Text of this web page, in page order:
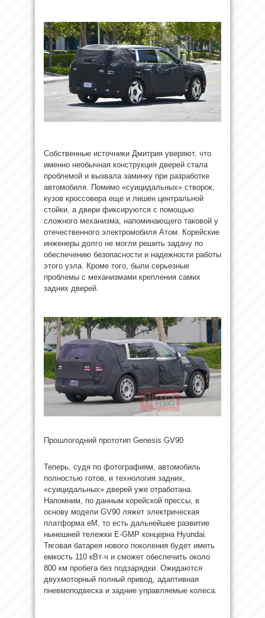
Собственные источники Дмитрия уверяют, что
именно необычная конструкция дверей стала
проблемой и вызвала заминку при разработке
автомобиля. Помимо «суицидальных» створок,
кузов кроссовера еще и лишен центральной
стойки, а двери фиксируются с помощью
сложного механизма, напоминающего таковой у
отечественного электромобиля Атом. Корейские
инженеры долго не могли решить задачу по
обеспечению безопасности и надежности работы
этого узла. Кроме того, были серьезные
проблемы с механизмами крепления самих
задних дверей.
Прошлогодний прототип Genesis GV90
Теперь, судя по фотографиям, автомобиль
полностью готов, и технология задних,
«суицидальных» дверей уже отработана.
Напомним, по данным корейской прессы, в
основу модели GV90 ляжет электрическая
платформа eM, то есть дальнейшее развитие
нынешней тележки E-GMP концерна Hyundai.
Тяговая батарея нового поколения будет иметь
емкость 110 кВт·ч и сможет обеспечить около
800 км пробега без подзарядки. Ожидаются
двухмоторный полный привод, адаптивная
пневмоподвеска и задние управляемые колеса.